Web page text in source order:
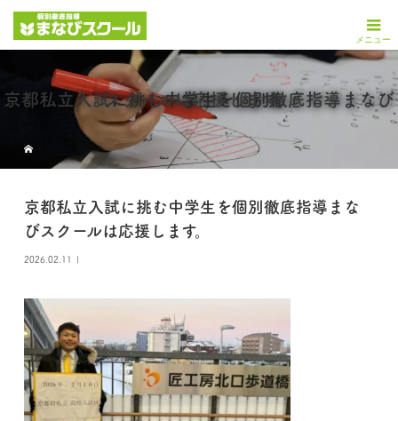
京都私立入試に挑む中学生を個別徹底指導まなびスクールは応援します。
京都私立入試に挑む中学生を個別徹底指導まな
びスクールは応援します。
2026.02.11